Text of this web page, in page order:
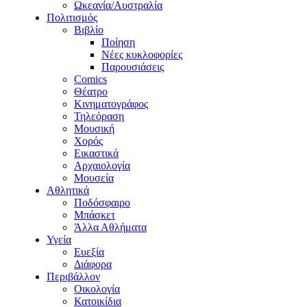
Ωκεανία/Αυστραλία
Πολιτισμός
Βιβλίο
Ποίηση
Νέες κυκλοφορίες
Παρουσιάσεις
Comics
Θέατρο
Κινηματογράφος
Τηλεόραση
Μουσική
Χορός
Εικαστικά
Αρχαιολογία
Μουσεία
Αθλητικά
Ποδόσφαιρο
Μπάσκετ
Άλλα Αθλήματα
Υγεία
Ευεξία
Διάφορα
Περιβάλλον
Οικολογία
Κατοικίδια